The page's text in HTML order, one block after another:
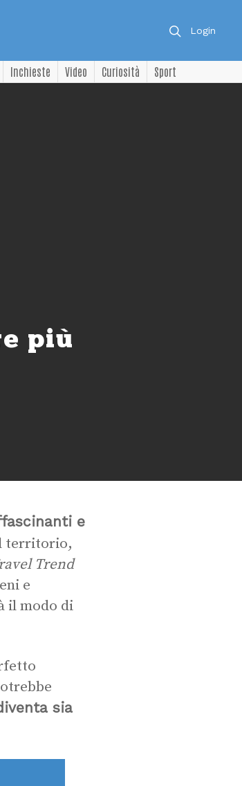
Login
Inchieste Video Curiosità
Sport
più
e
territorio,
Trend
e
il modo di
sia